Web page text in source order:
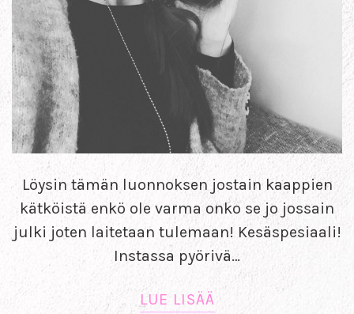
Löysin tämän luonnoksen jostain kaappien
kätköistä enkö ole varma onko se jo jossain
julki joten laitetaan tulemaan! Kesäspesiaali!
Instassa pyörivä…
LUE LISÄÄ